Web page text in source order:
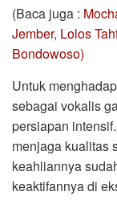
(Baca juga :
Jember, Lolos
Bondowoso)
Untuk
sebagai vokalis
persiapan
menjaga kualitas
keahliannya
keaktifannya di